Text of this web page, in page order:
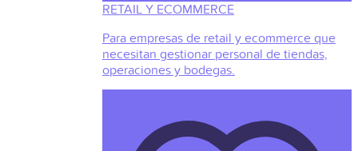
RETAIL Y ECOMMERCE
Para empresas de retail y ecommerce que
necesitan gestionar personal de tiendas,
operaciones y bodegas.